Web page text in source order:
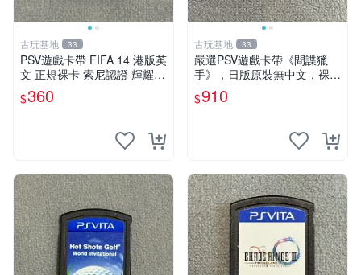
古玩基地 33
PSV遊戲卡帶 FIFA 14 港版英
文 正規裸卡 索尼認證 輝耀推
薦 只限原機運行 多購享折 上
百張可惠 FIFA 14 PSV 港文
$360
古玩基地 33
嚴選PSV遊戲卡帶《間諜獵
手》，日版原裝無中文，裸卡
狀態保真，金手指微瑕，實測
完美兼容。限量收藏推薦！ p
$910